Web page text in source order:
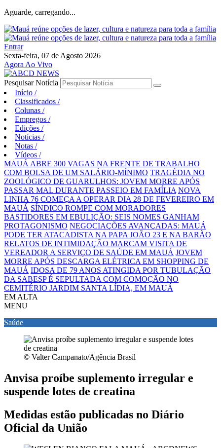
Aguarde, carregando...
Entrar
Sexta-feira, 07 de Agosto 2026
Agora Ao Vivo
Pesquisar Notícia
Início /
Classificados /
Colunas /
Empregos /
Edições /
Notícias /
Notas /
Vídeos /
MAUÁ ABRE 300 VAGAS NA FRENTE DE TRABALHO
COM BOLSA DE UM SALÁRIO-MÍNIMO TRAGÉDIA NO
ZOOLÓGICO DE GUARULHOS: JOVEM MORRE APÓS
PASSAR MAL DURANTE PASSEIO EM FAMÍLIA NOVA
LINHA 76 COMEÇA A OPERAR DIA 28 DE FEVEREIRO EM
MAUÁ SÍNDICO ROMPE COM MORADORES
BASTIDORES EM EBULIÇÃO: SEIS NOMES GANHAM
PROTAGONISMO NEGOCIAÇÕES AVANÇADAS: MAUÁ
PODE TER ATACADISTA NA PAPA JOÃO 23 E NA BARÃO
RELATOS DE INTIMIDAÇÃO MARCAM VISITA DE
VEREADOR A SERVIÇO DE SAÚDE EM MAUÁ JOVEM
MORRE APÓS DESCARGA ELÉTRICA EM SHOPPING DE
MAUÁ IDOSA DE 79 ANOS ATINGIDA POR TUBULAÇÃO
DA SABESP É SEPULTADA COM COMOÇÃO NO
CEMITÉRIO JARDIM SANTA LÍDIA, EM MAUÁ
EM ALTA
MENU
Saúde
© Valter Campanato/Agência Brasil
Anvisa proíbe suplemento irregular e
suspende lotes de creatina
Medidas estão publicadas no Diário
Oficial da União